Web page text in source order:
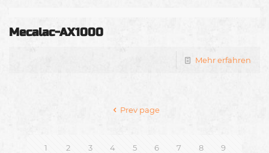
Mecalac-AX1000
Mehr erfahren
Prev page
1 2 3 4 5 6 7 8 9